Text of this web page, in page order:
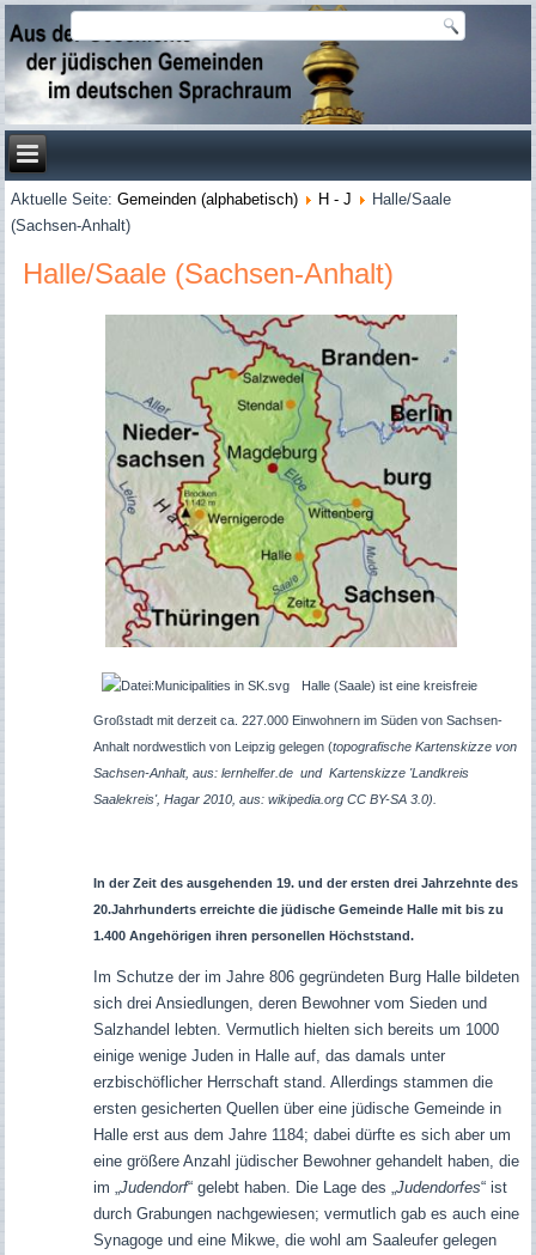
Aktuelle Seite:Gemeinden (alphabetisch) H - J
Halle/Saale
(Sachsen-Anhalt)
Halle/Saale (Sachsen-Anhalt)
Halle (Saale) ist eine kreisfreie
Großstadt mit derzeit ca. 227.000 Einwohnern im Süden von Sachsen-
Anhalt nordwestlich von Leipzig gelegen (topografische Kartenskizze von
Sachsen-Anhalt, aus: lernhelfer.de und Kartenskizze 'Landkreis
Saalekreis', Hagar 2010, aus: wikipedia.org CC BY-SA 3.0).
In der Zeit des ausgehenden 19. und der ersten drei Jahrzehnte des
20.Jahrhunderts erreichte die jüdische Gemeinde Halle mit bis zu
1.400 Angehörigen ihren personellen Höchststand.
Im Schutze der im Jahre 806 gegründeten Burg Halle bildeten
sich drei Ansiedlungen, deren Bewohner vom Sieden und
Salzhandel lebten. Vermutlich hielten sich bereits um 1000
einige wenige Juden in Halle auf, das damals unter
erzbischöflicher Herrschaft stand. Allerdings stammen die
ersten gesicherten Quellen über eine jüdische Gemeinde in
Halle erst aus dem Jahre 1184; dabei dürfte es sich aber um
eine größere Anzahl jüdischer Bewohner gehandelt haben, die
im „ Judendorf“ gelebt haben. Die Lage des „ Judendorfes“ ist
durch Grabungen nachgewiesen; vermutlich gab es auch eine
Synagoge und eine Mikwe, die wohl am Saaleufer gelegen